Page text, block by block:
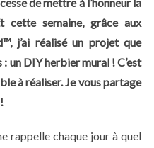
de mettre à l’honneur la
cette semaine, grâce aux
j’ai réalisé un projet que
un DIY herbier mural ! C’est
à réaliser. Je vous partage
rappelle chaque jour à quel